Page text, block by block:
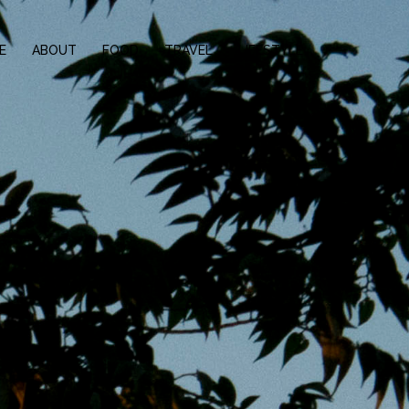
ABOUT FOOD TRAVEL LIFESTYLE